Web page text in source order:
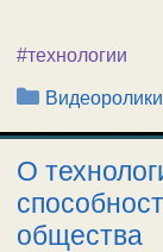
#технологии
Рубрики
О
общества